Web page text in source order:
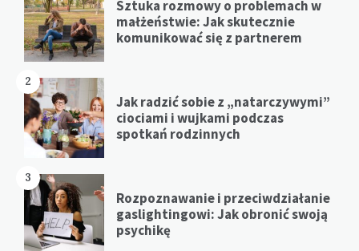
Sztuka rozmowy o problemach w
małżeństwie: Jak skutecznie
komunikować się z partnerem
2
Jak radzić sobie z „natarczywymi”
ciociami i wujkami podczas
spotkań rodzinnych
3
Rozpoznawanie i przeciwdziałanie
gaslightingowi: Jak obronić swoją
psychikę